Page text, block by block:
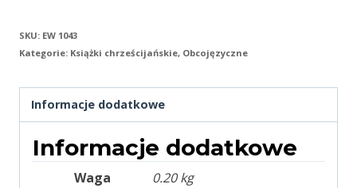
SKU: EW 1043
Kategorie: Książki chrześcijańskie, Obcojęzyczne
Informacje dodatkowe
Informacje dodatkowe
Waga 0.20 kg